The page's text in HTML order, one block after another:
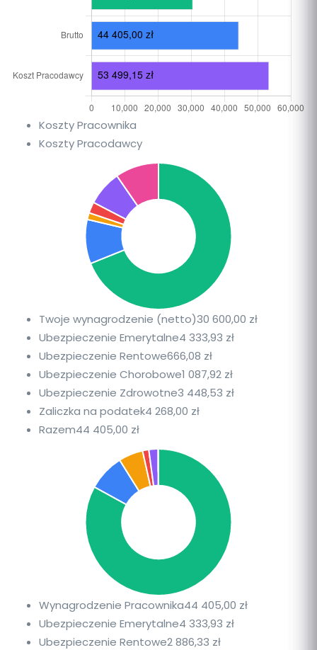
Koszty Pracownika
Koszty Pracodawcy
Twoje wynagrodzenie (netto)30 600,00 zł
Ubezpieczenie Emerytalne4 333,93 zł
Ubezpieczenie Rentowe666,08 zł
Ubezpieczenie Chorobowe1 087,92 zł
Ubezpieczenie Zdrowotne3 448,53 zł
Zaliczka na podatek4 268,00 zł
Razem44 405,00 zł
Wynagrodzenie Pracownika44 405,00 zł
Ubezpieczenie Emerytalne4 333,93 zł
Ubezpieczenie Rentowe2 886,33 zł